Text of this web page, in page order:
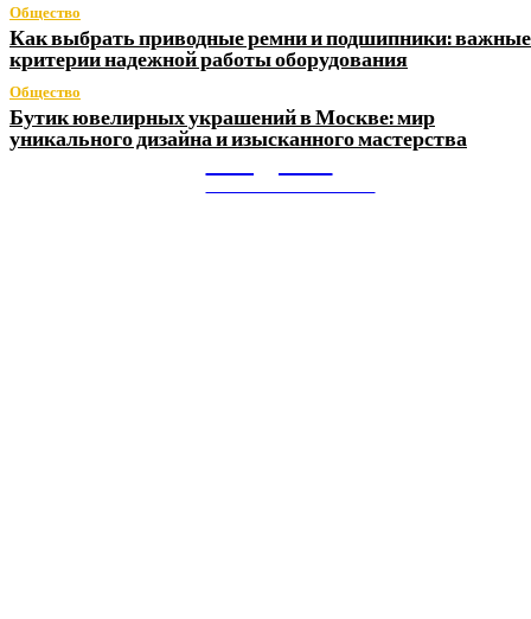
Общество
Как выбрать приводные ремни и подшипники: важные
критерии надежной работы оборудования
Общество
Бутик ювелирных украшений в Москве: мир
уникального дизайна и изысканного мастерства